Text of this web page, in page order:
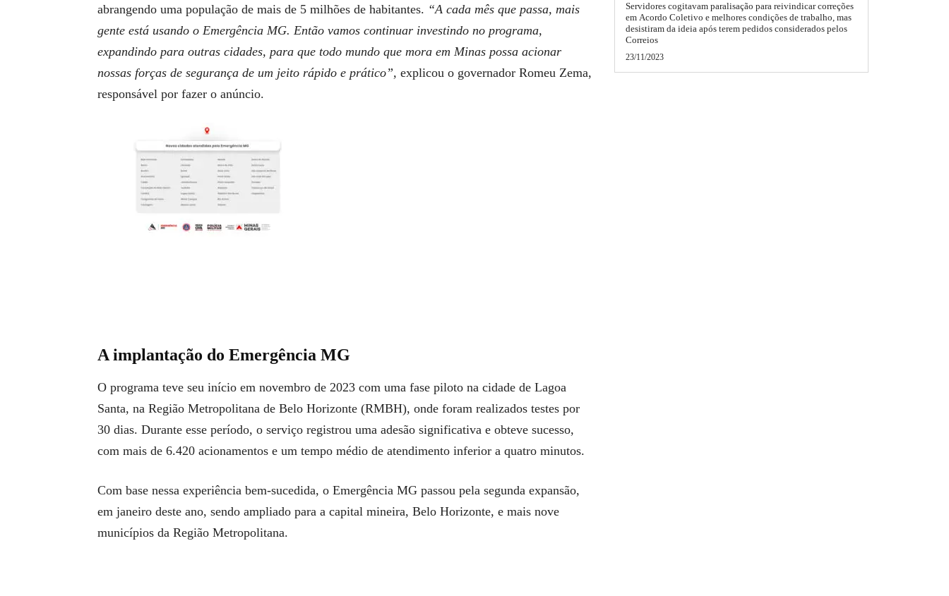
abrangendo uma população de mais de 5 milhões de habitantes. “A cada mês que passa, mais
gente está usando o Emergência MG. Então vamos continuar investindo no programa,
expandindo para outras cidades, para que todo mundo que mora em Minas possa acionar
nossas forças de segurança de um jeito rápido e prático”, explicou o governador Romeu Zema,
responsável por fazer o anúncio.
A implantação do Emergência MG
O programa teve seu início em novembro de 2023 com uma fase piloto na cidade de Lagoa
Santa, na Região Metropolitana de Belo Horizonte (RMBH), onde foram realizados testes por
30 dias. Durante esse período, o serviço registrou uma adesão significativa e obteve sucesso,
com mais de 6.420 acionamentos e um tempo médio de atendimento inferior a quatro minutos.
Com base nessa experiência bem-sucedida, o Emergência MG passou pela segunda expansão,
em janeiro deste ano, sendo ampliado para a capital mineira, Belo Horizonte, e mais nove
municípios da Região Metropolitana.
Servidores cogitavam paralisação para reivindicar correções
em Acordo Coletivo e melhores condições de trabalho, mas
desistiram da ideia após terem pedidos considerados pelos
Correios
23/11/2023